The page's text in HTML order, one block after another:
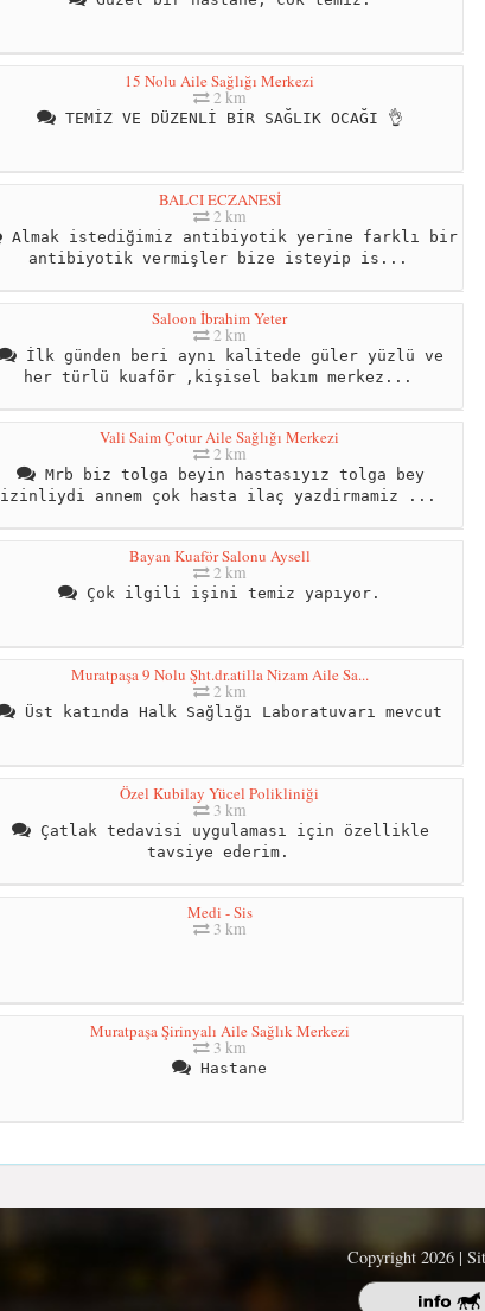
15 Nolu Aile Sağlığı Merkezi
2 km
TEMİZ VE DÜZENLİ BİR SAĞLIK OCAĞI 👌
BALCI ECZANESİ
2 km
Almak istediğimiz antibiyotik yerine farklı bir
antibiyotik vermişler bize isteyip is...
Saloon İbrahim Yeter
2 km
İlk günden beri aynı kalitede güler yüzlü ve
her türlü kuaför ,kişisel bakım merkez...
Vali Saim Çotur Aile Sağlığı Merkezi
2 km
Mrb biz tolga beyin hastasıyız tolga bey
izinliydi annem çok hasta ilaç yazdirmamiz ...
Bayan Kuaför Salonu Aysell
2 km
Çok ilgili işini temiz yapıyor.
Muratpaşa 9 Nolu Şht.dr.atilla Nizam Aile Sa...
2 km
Üst katında Halk Sağlığı Laboratuvarı mevcut
Özel Kubilay Yücel Polikliniği
3 km
Çatlak tedavisi uygulaması için özellikle
tavsiye ederim.
Medi - Sis
3 km
Muratpaşa Şirinyalı Aile Sağlık Merkezi
3 km
Hastane
Copyright 2026 |